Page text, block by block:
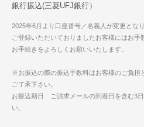
銀行振込(三菱UFJ銀行）
2025年6月より口座番号／名義人が変更となり
ご登録いただいておりましたお客様にはお
お手続きをよろしくお願いいたします。
※お振込の際の振込手数料はお客様のご負担
ご了承下さい。
お振込期日 ご請求メールの到着日を含む3
い。